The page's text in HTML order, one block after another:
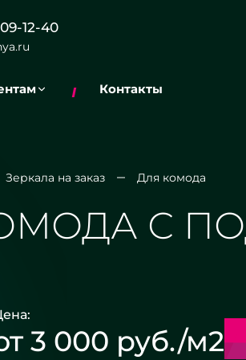
12-40
Контакты
Зеркала на заказ Для комода
С
3 000 руб./м2